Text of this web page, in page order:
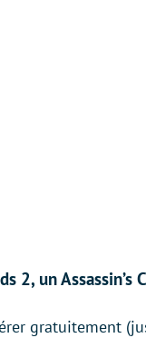
2, un
gratuitement